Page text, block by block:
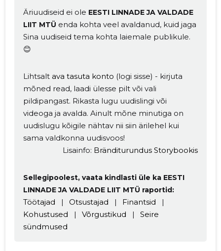
Äriuudiseid ei ole EESTI LINNADE JA VALDADE
LIIT MTÜ enda kohta veel avaldanud, kuid jaga
Sina uudiseid tema kohta laiemale publikule.
😊
Lihtsalt ava tasuta konto (logi sisse) - kirjuta
mõned read, laadi ülesse pilt või vali
pildipangast. Rikasta lugu uudislingi või
videoga ja avalda. Ainult mõne minutiga on
uudislugu kõigile nähtav nii siin ärilehel kui
sama valdkonna uudisvoos!
Lisainfo: Bränditurundus Storybookis
Sellegipoolest, vaata kindlasti üle ka EESTI
LINNADE JA VALDADE LIIT MTÜ raportid:
Töötajad | Otsustajad | Finantsid
|
Kohustused
| Võrgustikud |
Seire
sündmused